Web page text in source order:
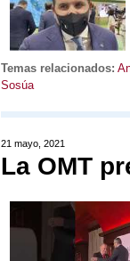
Temas relacionados:
Sosúa
21 mayo, 2021
La OMT